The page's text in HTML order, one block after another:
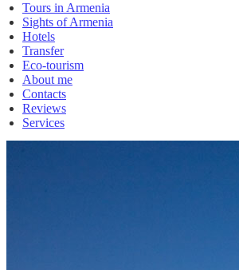
Tours in Armenia
Sights of Armenia
Hotels
Transfer
Eco-tourism
About me
Contacts
Reviews
Services